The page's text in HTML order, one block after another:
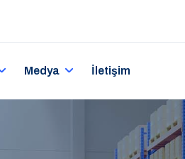
Medya İletişim